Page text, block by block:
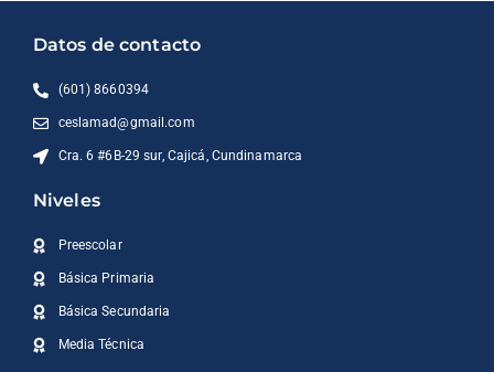
Datos de contacto
(601) 8660394
ceslamad@gmail.com
Cra. 6 #6B-29 sur, Cajicá, Cundinamarca
Niveles
Preescolar
Básica Primaria
Básica Secundaria
Media Técnica